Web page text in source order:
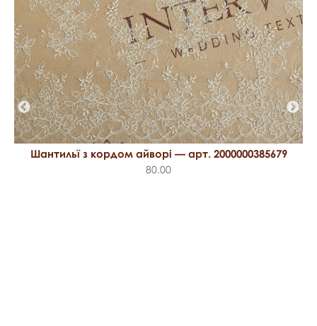
Шантильї з кордом айворі — арт. 2000000385679
80.00